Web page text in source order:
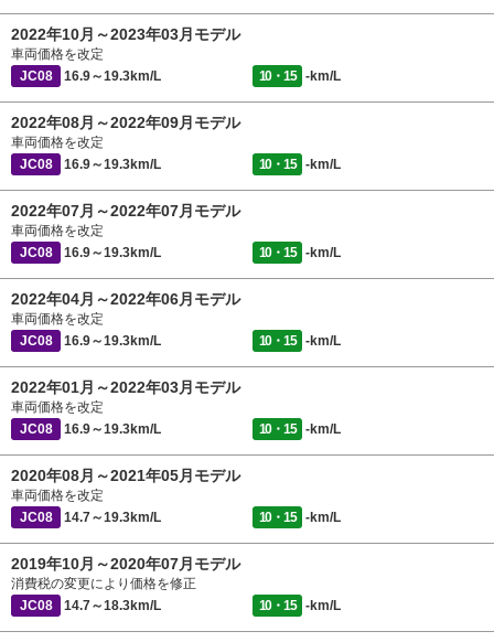
2022年10月～2023年03月モデル
車両価格を改定
JC08
16.9～19.3km/L 10・15 -km/L
2022年08月～2022年09月モデル
車両価格を改定
JC08
16.9～19.3km/L 10・15 -km/L
2022年07月～2022年07月モデル
車両価格を改定
JC08
16.9～19.3km/L 10・15 -km/L
2022年04月～2022年06月モデル
車両価格を改定
JC08
16.9～19.3km/L 10・15 -km/L
2022年01月～2022年03月モデル
車両価格を改定
JC08
16.9～19.3km/L 10・15 -km/L
2020年08月～2021年05月モデル
車両価格を改定
JC08
14.7～19.3km/L 10・15 -km/L
2019年10月～2020年07月モデル
消費税の変更により価格を修正
JC08
14.7～18.3km/L 10・15 -km/L